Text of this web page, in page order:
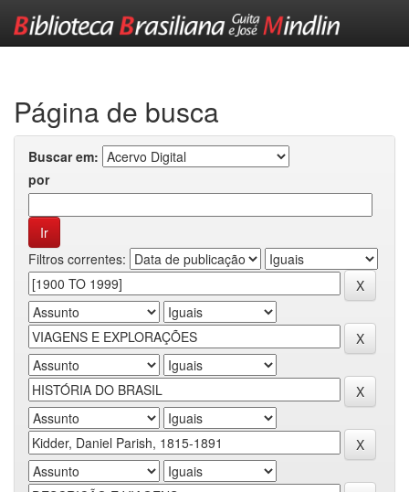
Página de busca
Buscar em:
por
Filtros correntes: